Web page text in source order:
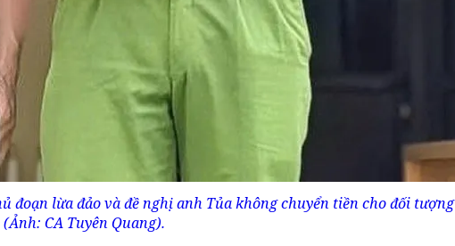
đoạn lừa đảo và đề nghị anh Tủa không chuyển tiền cho đối tượng
CA Tuyên Quang).